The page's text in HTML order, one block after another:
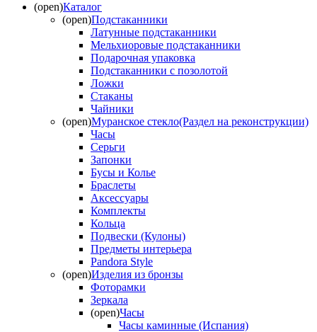
(open)Каталог
(open)Подстаканники
Латунные подстаканники
Мельхиоровые подстаканники
Подарочная упаковка
Подстаканники с позолотой
Ложки
Стаканы
Чайники
(open)Муранское стекло(Раздел на реконструкции)
Часы
Серьги
Запонки
Бусы и Колье
Браслеты
Аксессуары
Комплекты
Кольца
Подвески (Кулоны)
Предметы интерьера
Pandora Style
(open)Изделия из бронзы
Фоторамки
Зеркала
(open)Часы
Часы каминные (Испания)